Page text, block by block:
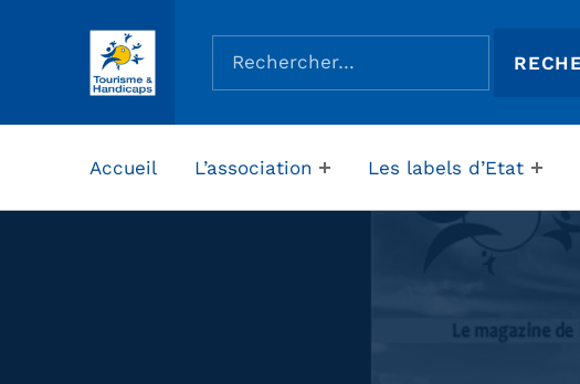
ASSOCIATION TOURISME ET HANDICAPS
Rechercher :
Accueil L’association Les labels d’Etat